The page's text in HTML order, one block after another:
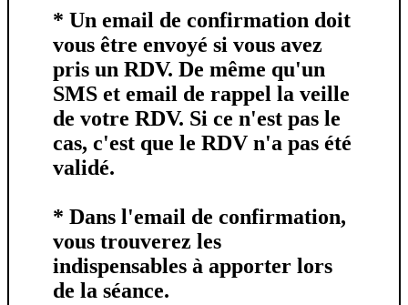
* Un email de confirmation doit
vous être envoyé si vous avez
pris un RDV. De même qu'un
SMS et email de rappel la veille
de votre RDV. Si ce n'est pas le
cas, c'est que le RDV n'a pas été
validé.
* Dans l'email de confirmation,
vous trouverez les
indispensables à apporter lors
de la séance.